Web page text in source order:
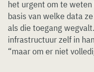
het urgent om te
basis van welke data
als die toegang
infrastructuur zelf in
“maar om er niet